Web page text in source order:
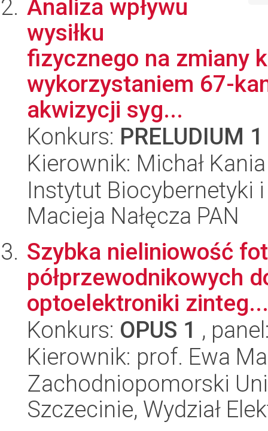
Analiza wpływu
wysiłku
fizycznego na zmiany
wykorzystaniem 67-
akwizycji syg...
Konkurs: PRELUDIUM 1
Kierownik: Michał Kania
Instytut Biocybernetyki
Macieja Nałęcza PAN
Szybka nieliniowość
półprzewodnikowych
optoelektroniki zinteg...
Konkurs: OPUS 1 ,
Kierownik: prof. Ewa
Zachodniopomorski
Szczecinie, Wydział